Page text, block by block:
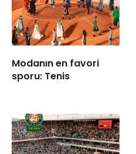
Modanın en favori
sporu: Tenis